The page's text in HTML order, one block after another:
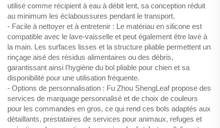
utilisé comme récipient à eau à débit lent, sa conception réduit
au minimum les éclaboussures pendant le transport.
- Facile à nettoyer et à entretenir : Le matériau en silicone est
compatible avec le lave-vaisselle et peut également être lavé à
la main. Les surfaces lisses et la structure pliable permettent un
rinçage aisé des résidus alimentaires ou des débris,
garantissant ainsi l’hygiène du bol pliable pour chien et sa
disponibilité pour une utilisation fréquente.
- Options de personnalisation : Fu Zhou ShengLeaf propose des
services de marquage personnalisé et de choix de couleurs
pour les commandes en gros, ce qui rend ces bols adaptés aux
détaillants, prestataires de services pour animaux, refuges et